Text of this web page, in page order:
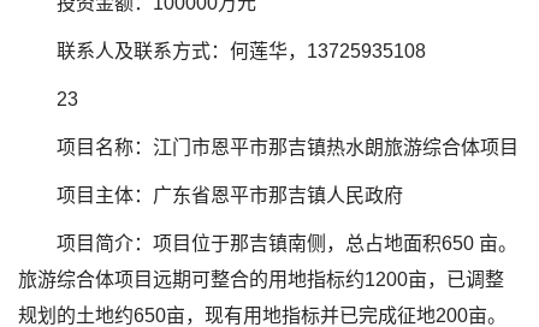
联系人及联系方式：何莲华，13725935108
23
项目名称：江门市恩平市那吉镇热水朗旅游综合体项目
项目主体：广东省恩平市那吉镇人民政府
项目简介：项目位于那吉镇南侧，总占地面积650 亩。
旅游综合体项目远期可整合的用地指标约1200亩，已调整
规划的土地约650亩，现有用地指标并已完成征地200亩。